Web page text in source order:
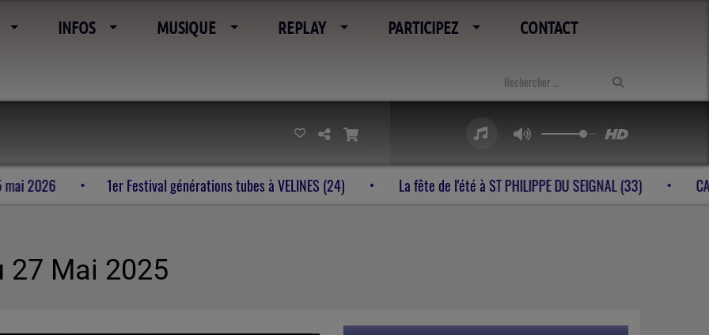
INFOS MUSIQUE REPLAY PARTICIPEZ CONTACT
l’imaginaire 23-24-25 mai 2026 1er Festival générations tubes à VELINES (24) La fête de l'été à ST PHILIPPE DU
27 Mai 2025